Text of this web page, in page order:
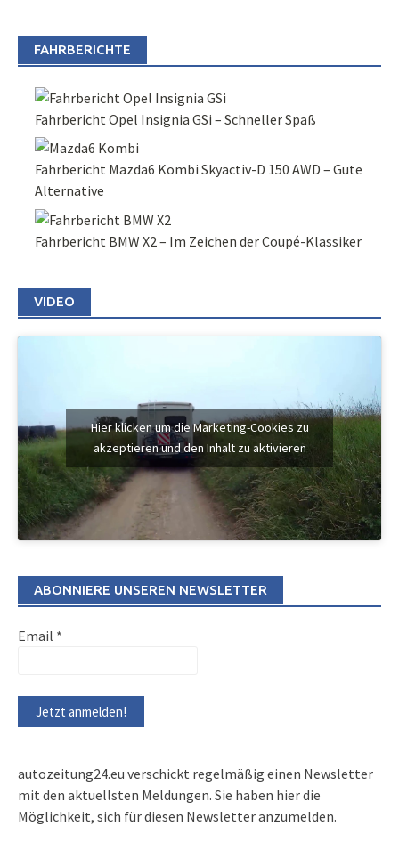
FAHRBERICHTE
Fahrbericht Opel Insignia GSi – Schneller Spaß
Fahrbericht Mazda6 Kombi Skyactiv-D 150 AWD – Gute
Alternative
Fahrbericht BMW X2 – Im Zeichen der Coupé-Klassiker
VIDEO
Hier klicken um die Marketing-Cookies zu
akzeptieren und den Inhalt zu aktivieren
ABONNIERE UNSEREN NEWSLETTER
Email *
autozeitung24.eu verschickt regelmäßig einen Newsletter
mit den aktuellsten Meldungen. Sie haben hier die
Möglichkeit, sich für diesen Newsletter anzumelden.